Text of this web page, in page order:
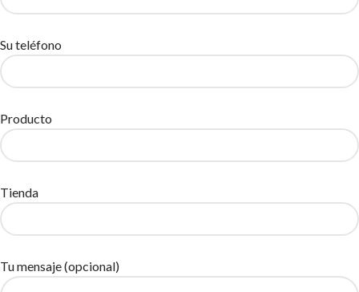
Su teléfono
Producto
Tienda
Tu mensaje (opcional)